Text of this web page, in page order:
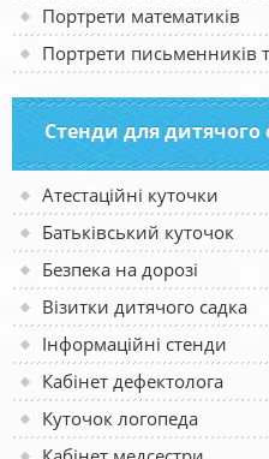
Портрети математиків
Портрети письменників
Стенди для дитячого
Атестаційні куточки
Батьківський куточок
Безпека на дорозі
Візитки дитячого садка
Інформаційні стенди
Кабінет дефектолога
Куточок логопеда